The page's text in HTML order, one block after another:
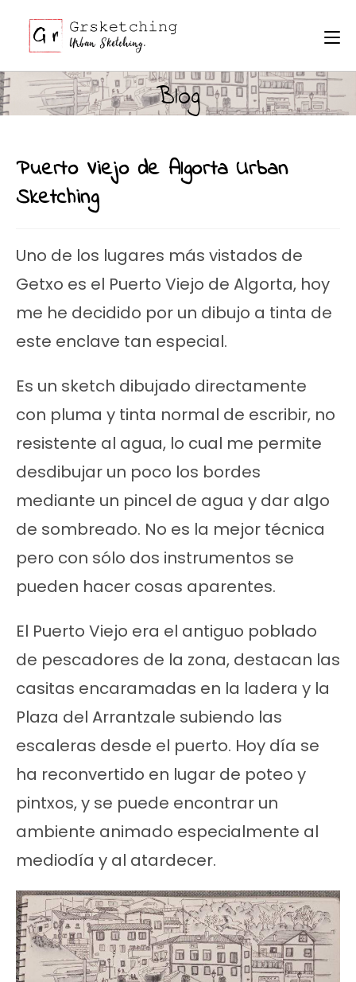
contenido
Blog
Puerto Viejo de Algorta Urban
Sketching
Uno de los lugares más vistados de
Getxo es el Puerto Viejo de Algorta, hoy
me he decidido por un dibujo a tinta de
este enclave tan especial.
Es un sketch dibujado directamente
con pluma y tinta normal de escribir, no
resistente al agua, lo cual me permite
desdibujar un poco los bordes
mediante un pincel de agua y dar algo
de sombreado. No es la mejor técnica
pero con sólo dos instrumentos se
pueden hacer cosas aparentes.
El Puerto Viejo era el antiguo poblado
de pescadores de la zona, destacan las
casitas encaramadas en la ladera y la
Plaza del Arrantzale subiendo las
escaleras desde el puerto. Hoy día se
ha reconvertido en lugar de poteo y
pintxos, y se puede encontrar un
ambiente animado especialmente al
mediodía y al atardecer.